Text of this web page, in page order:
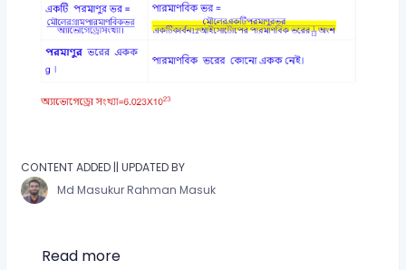
CONTENT ADDED || UPDATED BY
Md Masukur Rahman Masuk
Read more